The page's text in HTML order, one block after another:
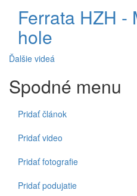
Ferrata HZH -
hole
Ďalšie videá
Spodné menu
Pridať článok
Pridať video
Pridať fotografie
Pridať podujatie